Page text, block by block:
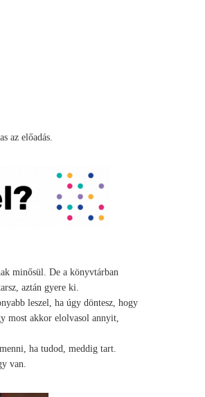
az előadás.
minősül. De a könyvtárban
aztán gyere ki.
leszel, ha úgy döntesz, hogy
most akkor elolvasol annyit,
ha tudod, meddig tart.
van.